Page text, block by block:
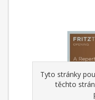
Tyto stránky
těchto